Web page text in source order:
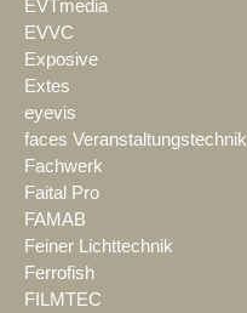
EVTmedia
EVVC
Exposive
Extes
eyevis
faces Veranstaltungstechnik
Fachwerk
Faital Pro
FAMAB
Feiner Lichttechnik
Ferrofish
FILMTEC